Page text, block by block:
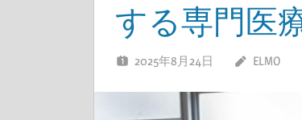
する専門医
2025年8月24日 ELMO